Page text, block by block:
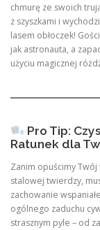
chmurę ze swoich
z szyszkami i
lasem obłoczek!
jak astronauta, a
użyciu magicznej
Pro Tip:
Ratunek dla
Zanim opuścimy Twój
stalowej twierdzy,
zachowanie
ogólnego zaduchu
strasznym pyle – od